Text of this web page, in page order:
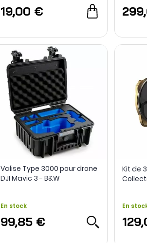
19,00 €
Valise Type 3000 pour drone
DJI Mavic 3 - B&W
En stock
99,85 €
Kit de
En